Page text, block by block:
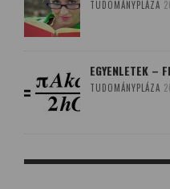
TUDOMÁNYPLÁZA
EGYENLETEK –
TUDOMÁNYPLÁZA